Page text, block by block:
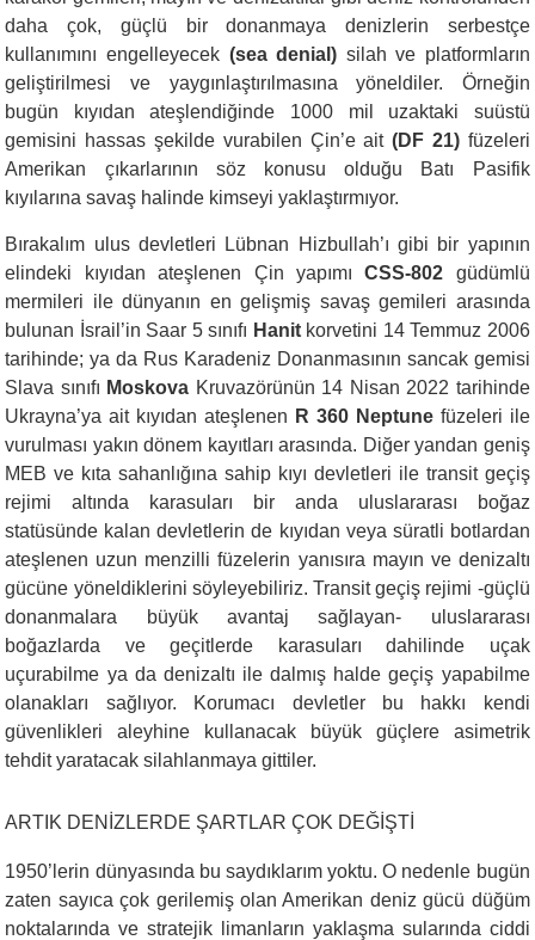
daha çok, güçlü bir donanmaya denizlerin serbestçe
kullanımını engelleyecek (sea denial) silah ve platformların
geliştirilmesi ve yaygınlaştırılmasına yöneldiler. Örneğin
bugün kıyıdan ateşlendiğinde 1000 mil uzaktaki suüstü
gemisini hassas şekilde vurabilen Çin’e ait(DF 21)füzeleri
Amerikan çıkarlarının söz konusu olduğu Batı Pasifik
kıyılarına savaş halinde kimseyi yaklaştırmıyor.
Bırakalım ulus devletleri Lübnan Hizbullah’ı gibi bir yapının
elindeki kıyıdan ateşlenen Çin yapımıCSS-802 güdümlü
mermileri ile dünyanın en gelişmiş savaş gemileri arasında
bulunan İsrail’in Saar 5 sınıfı Hanit korvetini 14 Temmuz 2006
tarihinde; ya da Rus Karadeniz Donanmasının sancak gemisi
Slava sınıfı Moskova Kruvazörünün 14 Nisan 2022 tarihinde
Ukrayna’ya ait kıyıdan ateşlenen R 360 Neptunefüzeleri ile
vurulması yakın dönem kayıtları arasında. Diğer yandan geniş
MEB ve kıta sahanlığına sahip kıyı devletleri ile transit geçiş
rejimi altında karasuları bir anda uluslararası boğaz
statüsünde kalan devletlerin de kıyıdan veya süratli botlardan
ateşlenen uzun menzilli füzelerin yanısıra mayın ve denizaltı
gücüne yöneldiklerini söyleyebiliriz. Transit geçiş rejimi -güçlü
donanmalara büyük avantaj sağlayan- uluslararası
boğazlarda ve geçitlerde karasuları dahilinde uçak
uçurabilme ya da denizaltı ile dalmış halde geçiş yapabilme
olanakları sağlıyor. Korumacı devletler bu hakkı kendi
güvenlikleri aleyhine kullanacak büyük güçlere asimetrik
tehdit yaratacak silahlanmaya gittiler.
ARTIK DENİZLERDE ŞARTLAR ÇOK DEĞİŞTİ
1950’lerin dünyasında bu saydıklarım yoktu. O nedenle bugün
zaten sayıca çok gerilemiş olan Amerikan deniz gücü düğüm
noktalarında ve stratejik limanların yaklaşma sularında ciddi